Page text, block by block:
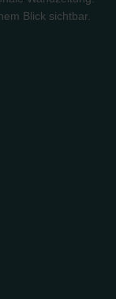
Blick sichtbar.